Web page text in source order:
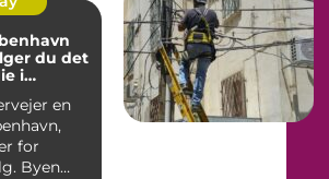
du det
i
en
for
Byen